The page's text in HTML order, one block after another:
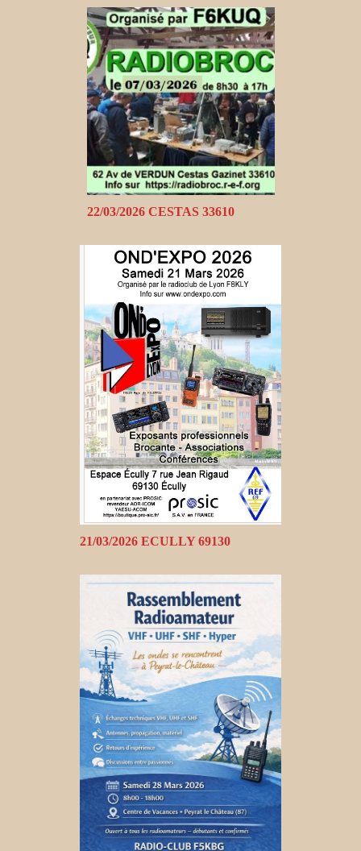
22/03/2026 CESTAS 33610
21/03/2026 ECULLY 69130